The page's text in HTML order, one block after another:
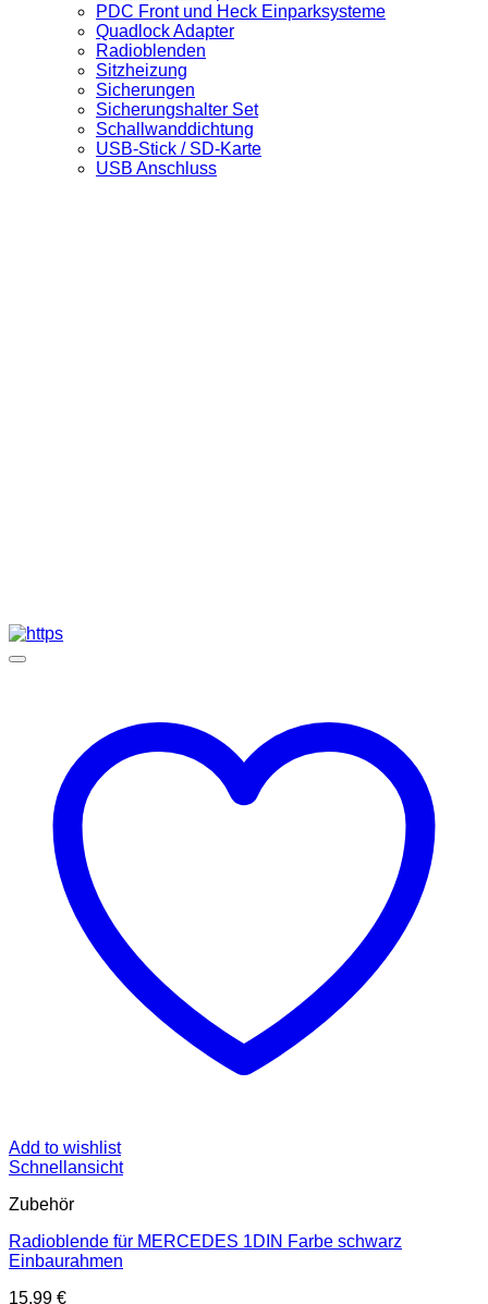
PDC Front und Heck Einparksysteme
Quadlock Adapter
Radioblenden
Sitzheizung
Sicherungen
Sicherungshalter Set
Schallwanddichtung
USB-Stick / SD-Karte
USB Anschluss
Add to wishlist
Schnellansicht
Zubehör
Radioblende für MERCEDES 1DIN Farbe schwarz
Einbaurahmen
15,99 €